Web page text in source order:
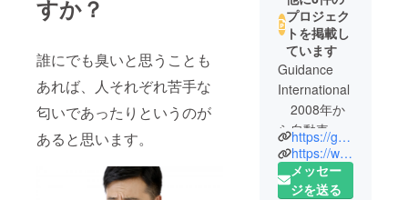
すか？
誰にでも臭いと思うことも
あれば、人それぞれ苦手な
匂いであったりというのが
あると思います。
プロジェク
トを掲載し
ています
Guidance
International
2008年か
ら自動車販
売修理業を
開始し、
2019年4月に
https://guidanceinternational.website/
https://www.instagram.com/guidance_international/
メッセー
ジを送る